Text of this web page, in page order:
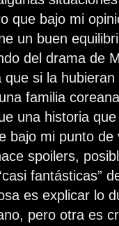
que bajo mi
un buen
del drama de
si la
familia
una historia
bajo mi punto
spoilers,
fantásticas”
es explicar lo
pero otra es